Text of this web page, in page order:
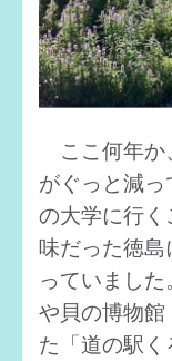
ここ何年か
がぐっと減
の大学に行
味だった徳
っていました
や貝の博物
た「道の駅